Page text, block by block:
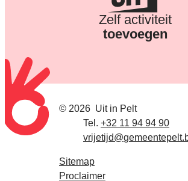
Zelf activiteit
toevoegen
© 2026 Uit in Pelt
+32 11 94 94 90
E-mail
vrijetijd@
Sitemap
Proclaimer